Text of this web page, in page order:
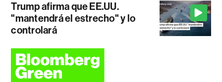
Trump afirma que EE.UU.
"mantendrá el estrecho" y lo
controlará